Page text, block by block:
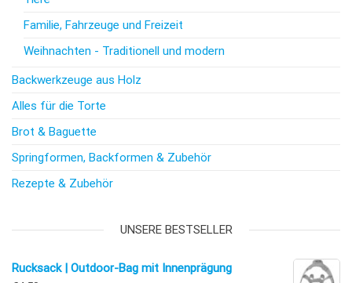
Familie, Fahrzeuge und Freizeit
Weihnachten - Traditionell und modern
Backwerkzeuge aus Holz
Alles für die Torte
Brot & Baguette
Springformen, Backformen & Zubehör
Rezepte & Zubehör
UNSERE BESTSELLER
Rucksack | Outdoor-Bag mit Innenprägung